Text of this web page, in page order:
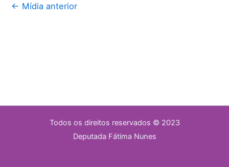
← Mídia anterior
Todos os direitos reservados © 2023
Deputada Fátima Nunes​